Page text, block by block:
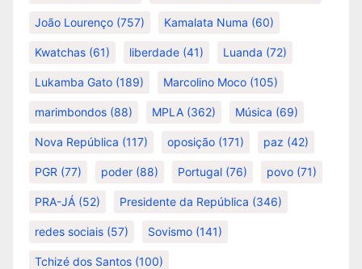
João Lourenço (757) Kamalata Numa (60)
Kwatchas (61) liberdade (41) Luanda (72)
Lukamba Gato (189) Marcolino Moco (105)
marimbondos (88) MPLA (362) Música (69)
Nova República (117) oposição (171) paz (42)
PGR (77) poder (88) Portugal (76) povo (71)
PRA-JÁ (52) Presidente da República (346)
redes sociais (57) Sovismo (141)
Tchizé dos Santos (100)